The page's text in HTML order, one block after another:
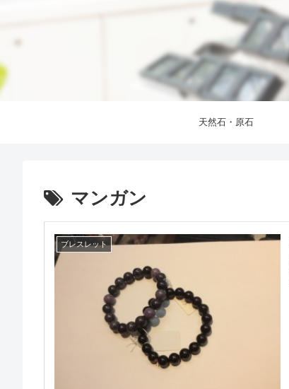
天然石・原石
マンガン
ブレスレット